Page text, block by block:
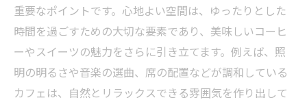
重要なポイントです。心地よい空間は、ゆったりとした
時間を過ごすための大切な要素であり、美味しいコーヒ
ーやスイーツの魅力をさらに引き立てます。例えば、照
明の明るさや音楽の選曲、席の配置などが調和している
カフェは、自然とリラックスできる雰囲気を作り出して